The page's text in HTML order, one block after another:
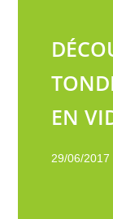
EN
29/06/2017